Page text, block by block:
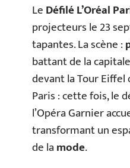
LeDéfilé L’Oréal
projecteurs le 23
tapantes. La scène :
battant de la
devant la Tour Eiffel
Paris : cette fois, le
l’Opéra Garnier
transformant un
de lamode.